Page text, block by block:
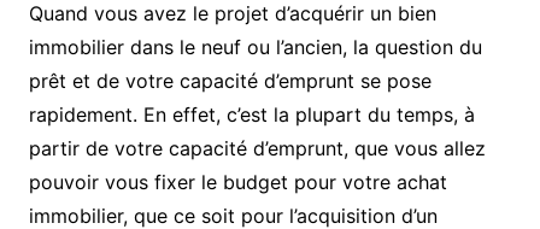
Quand vous avez le projet d’acquérir un bien
immobilier dans le neuf ou l’ancien, la question du
prêt et de votre capacité d’emprunt se pose
rapidement. En effet, c’est la plupart du temps, à
partir de votre capacité d’emprunt, que vous allez
pouvoir vous fixer le budget pour votre achat
immobilier, que ce soit pour l’acquisition d’un